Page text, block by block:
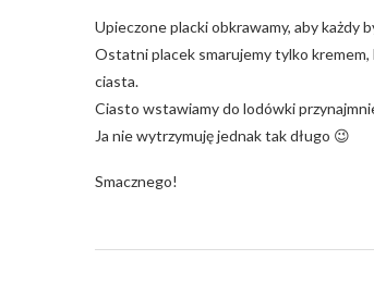
Upieczone placki obkrawamy, aby każdy
Ostatni placek smarujemy tylko
ciasta.
Ciasto wstawiamy do lodówki
Ja nie wytrzymuję jednak tak długo 😉
Smacznego!